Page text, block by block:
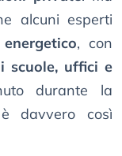
alcuni esperti
, con
scuole, uffici e
durante la
davvero così